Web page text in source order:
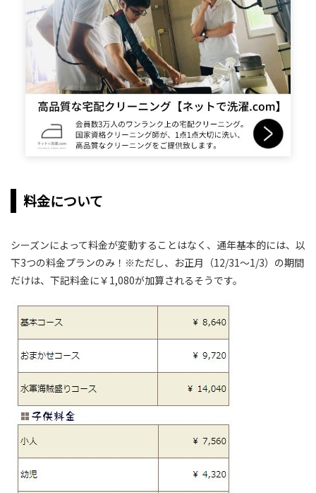
料金について
シーズンによって料金が変動することはなく、通年基本的には、以
下3つの料金プランのみ！※ただし、お正月（12/31～1/3）の期間
だけは、下記料金に￥1,080が加算されるそうです。